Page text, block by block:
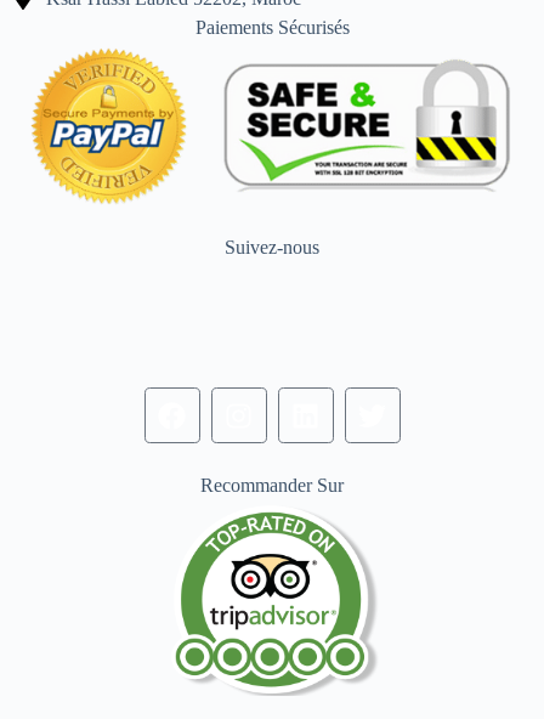
Paiements Sécurisés
Suivez-nous
Recommander Sur